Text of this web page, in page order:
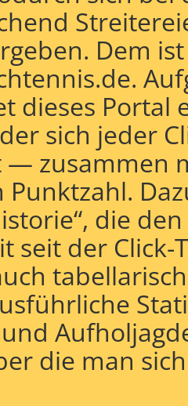
Dem
dieses
sich jeder
zusammen
die
seit der
die man